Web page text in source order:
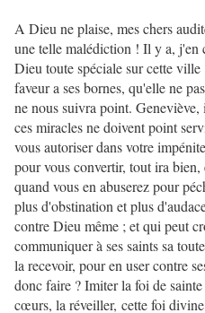
A Dieu ne plaise, mes chers
une telle malédiction ! Il y a, j'en
Dieu toute spéciale sur cette
faveur a ses bornes, qu'elle ne
ne nous suivra point.
ces miracles ne doivent point
vous autoriser dans votre
pour vous convertir, tout ira
quand vous en abuserez pour
plus d'obstination et plus
contre Dieu même ; et qui peut
communiquer à ses saints sa
la recevoir, pour en user contre
donc faire ? Imiter la foi de
cœurs, la réveiller, cette foi